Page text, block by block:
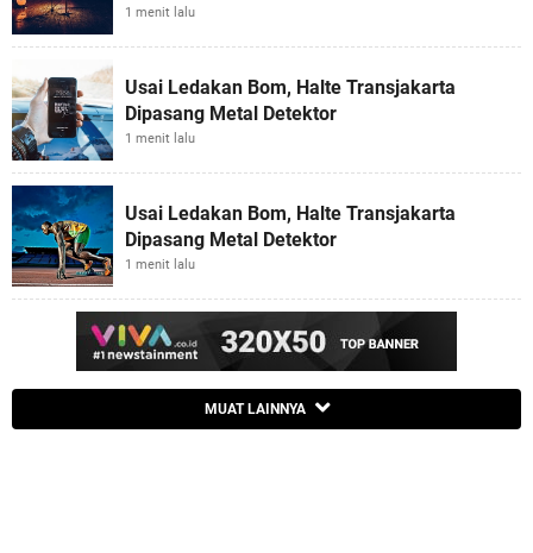
1 menit lalu
Usai Ledakan Bom, Halte Transjakarta
Dipasang Metal Detektor
1 menit lalu
Usai Ledakan Bom, Halte Transjakarta
Dipasang Metal Detektor
1 menit lalu
MUAT LAINNYA